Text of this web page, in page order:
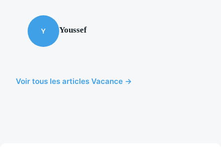
Y Youssef
Voir tous les articles Vacance →